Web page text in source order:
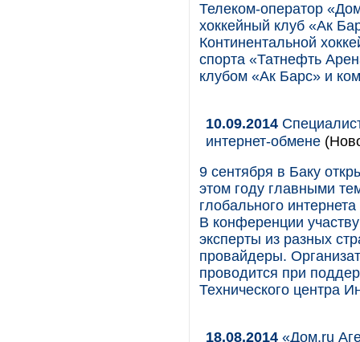
Телеком-оператор
хоккейный клуб «Ак
Континентальной
спорта «Татнефть
клубом «Ак Барс» и
10.09.2014
интернет-обмене
9 сентября в Баку
этом году главными
глобального
В конференции
эксперты из разных
провайдеры.
проводится при
Технического центра
18.08.2014 «Дом.ru